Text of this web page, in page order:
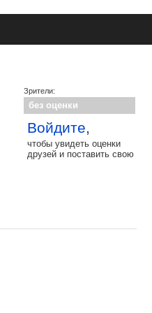
Зрители:
без оценки
Войдите,
чтобы увидеть оценки
друзей и поставить свою